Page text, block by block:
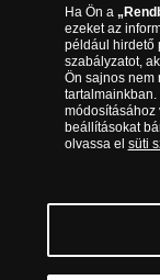
Adatkezelés
Magyar
957944,
Ha Ön a
ezeket az
például hirdető
szabályzatot,
Ön sajnos nem
módosításához
beállításokat
olvassa el süti